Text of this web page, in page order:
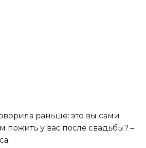
раньше: это вы сами
у вас после свадьбы? –